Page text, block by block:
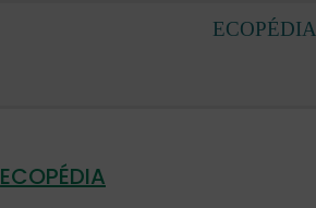
ECOPÉDIA
ECOPÉDIA